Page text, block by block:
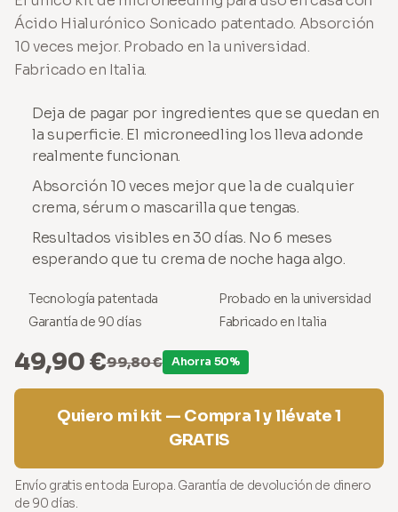
Ácido Hialurónico Sonicado patentado. Absorción
10 veces mejor. Probado en la universidad.
Fabricado en Italia.
Deja de pagar por ingredientes que se quedan en
la superficie. El microneedling los lleva adonde
realmente funcionan.
Absorción 10 veces mejor que la de cualquier
crema, sérum o mascarilla que tengas.
Resultados visibles en 30 días. No 6 meses
esperando que tu crema de noche haga algo.
Tecnología patentada
Probado en la universidad
Garantía de 90 días
Fabricado en Italia
99,80 €
49,90 € Ahorra 50%
Quiero mi kit — Compra 1 y llévate 1
GRATIS
Envío gratis en toda Europa. Garantía de devolución de dinero
de 90 días.